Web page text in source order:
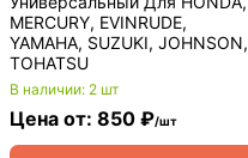
MERCURY, EVINRUDE,
YAMAHA, SUZUKI, JOHNSON,
TOHATSU
В наличии: 2 шт
Цена от: 850 ₽/шт